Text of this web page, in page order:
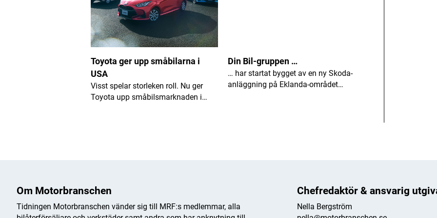
Toyota ger upp småbilarna i
USA
Visst spelar storleken roll. Nu ger
Toyota upp småbilsmarknaden i…
Din Bil-gruppen …
… har startat bygget av en ny Skoda-
anläggning på Eklanda-området…
Om Motorbranschen
Tidningen Motorbranschen vänder sig till MRF:s medlemmar, alla
Chefredaktör & ansvarig
Nella Bergström